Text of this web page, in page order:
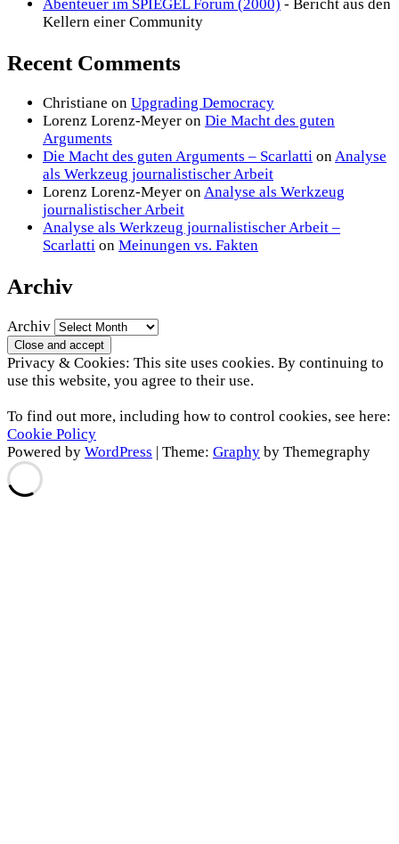
Abenteuer im SPIEGEL Forum (2000) - Bericht aus den
Kellern einer Community
Recent Comments
Christiane on Upgrading Democracy
Lorenz Lorenz-Meyer on Die Macht des guten
Arguments
Die Macht des guten Arguments – Scarlatti on Analyse
als Werkzeug journalistischer Arbeit
Lorenz Lorenz-Meyer on Analyse als Werkzeug
journalistischer Arbeit
Analyse als Werkzeug journalistischer Arbeit –
Scarlatti on Meinungen vs. Fakten
Archiv
Archiv
Privacy & Cookies: This site uses cookies. By continuing to
use this website, you agree to their use.
To find out more, including how to control cookies, see here:
Cookie Policy
Powered by WordPress | Theme: Graphy by Themegraphy